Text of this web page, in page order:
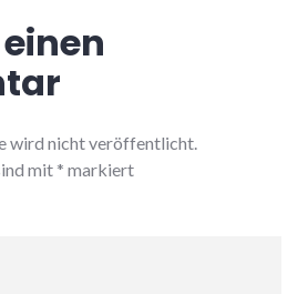
wird nicht veröffentlicht.
mit * markiert